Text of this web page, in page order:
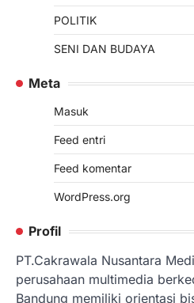
POLITIK
SENI DAN BUDAYA
Meta
Masuk
Feed entri
Feed komentar
WordPress.org
Profil
PT.Cakrawala Nusantara
perusahaan multimedia
Bandung memiliki orientasi